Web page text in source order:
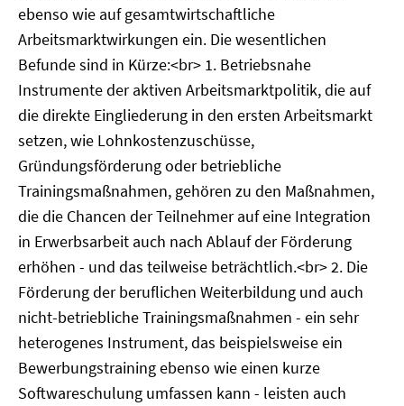
ebenso wie auf gesamtwirtschaftliche
Arbeitsmarktwirkungen ein. Die wesentlichen
Befunde sind in Kürze:<br> 1. Betriebsnahe
Instrumente der aktiven Arbeitsmarktpolitik, die auf
die direkte Eingliederung in den ersten Arbeitsmarkt
setzen, wie Lohnkostenzuschüsse,
Gründungsförderung oder betriebliche
Trainingsmaßnahmen, gehören zu den Maßnahmen,
die die Chancen der Teilnehmer auf eine Integration
in Erwerbsarbeit auch nach Ablauf der Förderung
erhöhen - und das teilweise beträchtlich.<br> 2. Die
Förderung der beruflichen Weiterbildung und auch
nicht-betriebliche Trainingsmaßnahmen - ein sehr
heterogenes Instrument, das beispielsweise ein
Bewerbungstraining ebenso wie einen kurze
Softwareschulung umfassen kann - leisten auch